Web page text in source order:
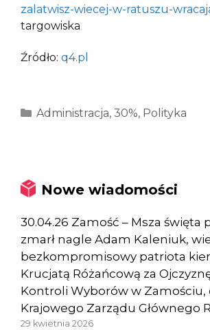
zalatwisz-wiecej-w-ratuszu-
targowiska
Źródło: q4.pl
Kategorie
Administracja, 30%, Polityka
Nowe wiadomości
30.04.26 Zamość – Msza święta
zmarł nagle Adam Kaleniuk,
bezkompromisowy patriota
Krucjatą Różańcową za
Kontroli Wyborów w Zamościu,
Krajowego Zarządu Głównego
29 kwietnia 2026